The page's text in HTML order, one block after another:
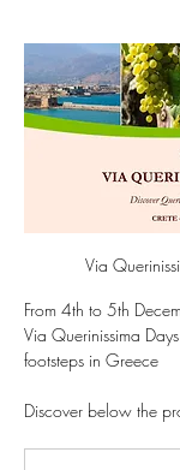
Via
From 4th to 5th
Via Querinissima
footsteps in Greece
Discover below the